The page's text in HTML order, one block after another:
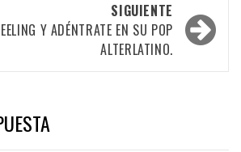
SIGUIENTE
Y ADÉNTRATE EN SU POP
ALTERLATINO.